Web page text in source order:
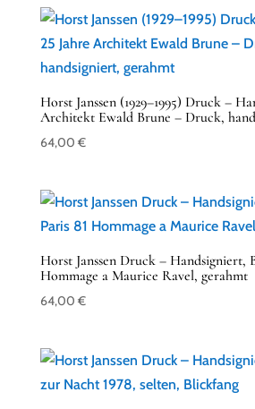
Horst Janssen (1929–1995) Druck –
Architekt Ewald Brune – Druck,
64,00 €
Horst Janssen Druck – Handsigniert,
Hommage a Maurice Ravel, gerahmt
64,00 €